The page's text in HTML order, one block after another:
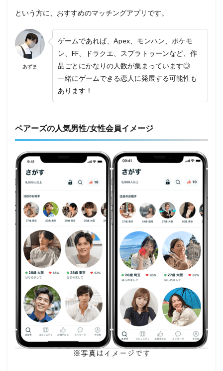
という方に、おすすめのマッチングアプリです。
あずま
ゲームであれば、Apex、モンハン、ポケモ
ン、FF、ドラクエ、スプラトゥーンなど、作
品ごとにかなりの人数が集まっています◎
一緒にゲームできる恋人に発展する可能性も
あります！
ペアーズの人気男性/女性会員イメージ